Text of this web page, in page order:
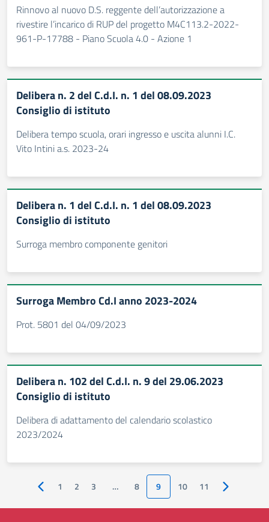
Rinnovo al nuovo D.S. reggente dell’autorizzazione a
rivestire l’incarico di RUP del progetto M4C113.2-2022-
961-P-17788 - Piano Scuola 4.0 - Azione 1
Delibera n. 2 del C.d.I. n. 1 del 08.09.2023
Consiglio di istituto
Delibera tempo scuola, orari ingresso e uscita alunni I.C.
Vito Intini a.s. 2023-24
Delibera n. 1 del C.d.I. n. 1 del 08.09.2023
Consiglio di istituto
Surroga membro componente genitori
Surroga Membro Cd.I anno 2023-2024
Prot. 5801 del 04/09/2023
Delibera n. 102 del C.d.I. n. 9 del 29.06.2023
Consiglio di istituto
Delibera di adattamento del calendario scolastico
2023/2024
Pagina precedente
1 2 3 … 8 9 10 11 Pagina